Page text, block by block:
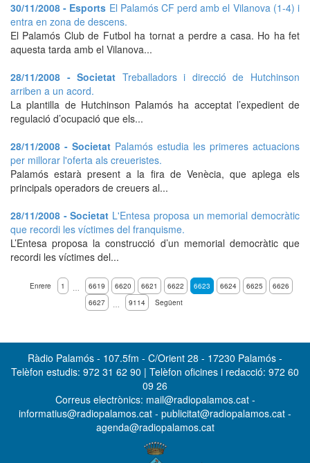
30/11/2008 - Esports El Palamós CF perd amb el Vilanova (1-4) i
entra en zona de descens.
El Palamós Club de Futbol ha tornat a perdre a casa. Ho ha fet
aquesta tarda amb el Vilanova...
28/11/2008 - Societat Treballadors i direcció de Hutchinson
arriben a un acord.
La plantilla de Hutchinson Palamós ha acceptat l’expedient de
regulació d’ocupació que els...
28/11/2008 - Societat Palamós estudia les primeres actuacions
per millorar l'oferta als creueristes.
Palamós estarà present a la fira de Venècia, que aplega els
principals operadors de creuers al...
28/11/2008 - Societat L'Entesa proposa un memorial democràtic
que recordi les víctimes del franquisme.
L’Entesa proposa la construcció d’un memorial democràtic que
recordi les víctimes del...
Enrere 1 … 6619 6620 6621 6622 6623 6624 6625
6626
6627
… 9114 Següent
Ràdio Palamós - 107.5fm - C/Orient 28 - 17230 Palamós -
Telèfon estudis: 972 31 62 90 | Telèfon oficines i redacció: 972 60
09 26
Correus electrònics: mail@radiopalamos.cat -
informatius@radiopalamos.cat - publicitat@radiopalamos.cat -
agenda@radiopalamos.cat